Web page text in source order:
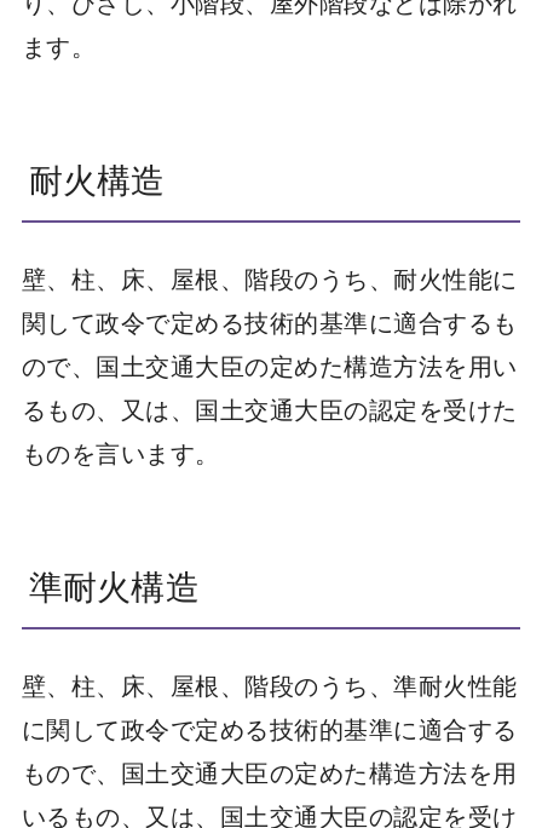
ます。
耐火構造
壁、柱、床、屋根、階段のうち、耐火性能に
関して政令で定める技術的基準に適合するも
ので、国土交通大臣の定めた構造方法を用い
るもの、又は、国土交通大臣の認定を受けた
ものを言います。
準耐火構造
壁、柱、床、屋根、階段のうち、準耐火性能
に関して政令で定める技術的基準に適合する
もので、国土交通大臣の定めた構造方法を用
いるもの、又は、国土交通大臣の認定を受け